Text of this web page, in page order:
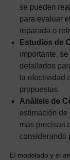
se pueden
para evaluar
reparada o
Estudios de
importante,
detallados
la efectividad
propuestas.
Análisis de
estimación
más precisas
considerando
El modelado y el